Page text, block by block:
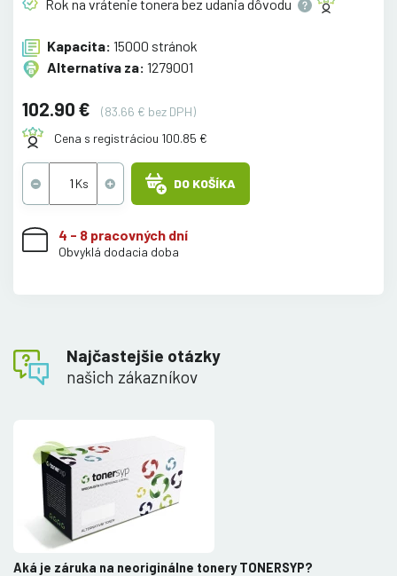
Rok na vrátenie tonera bez udania dôvodu
Kapacita: 15000 stránok
Alternatíva za: 1279001
102.90 €
(83.66 € bez DPH)
Cena s registráciou 100.85 €
DO KOŠÍKA
4 - 8 pracovných dní
Obvyklá dodacia doba
Najčastejšie otázky
našich zákazníkov
Aká je záruka na neoriginálne tonery TONERSYP?